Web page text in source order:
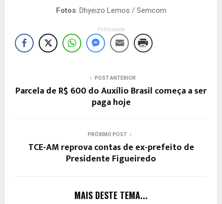
Fotos: Dhyeizo Lemos / Semcom
Publicidade
POST ANTERIOR
Parcela de R$ 600 do Auxílio Brasil começa a ser
paga hoje
PRÓXIMO POST
TCE-AM reprova contas de ex-prefeito de
Presidente Figueiredo
MAIS DESTE TEMA...